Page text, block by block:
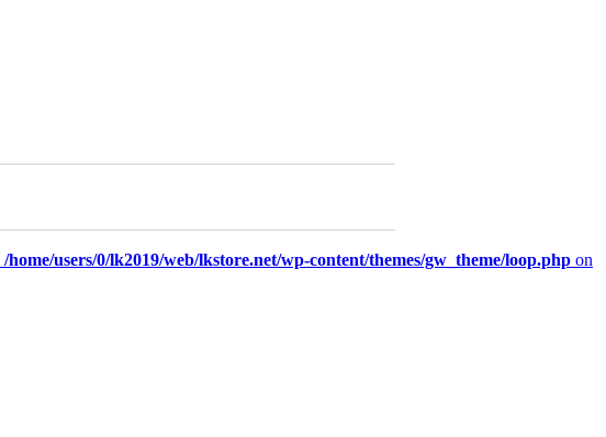
/home/users/0/lk2019/web/lkstore.net/wp-content/themes/gw_theme/loop.php on